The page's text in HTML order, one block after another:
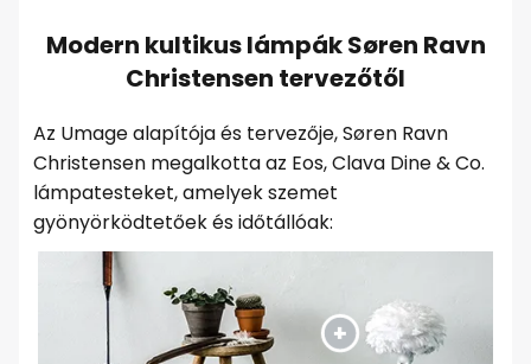
Modern kultikus lámpák Søren Ravn
Christensen tervezőtől
Az Umage alapítója és tervezője, Søren Ravn
Christensen megalkotta az Eos, Clava Dine & Co.
lámpatesteket, amelyek szemet
gyönyörködtetőek és időtállóak: